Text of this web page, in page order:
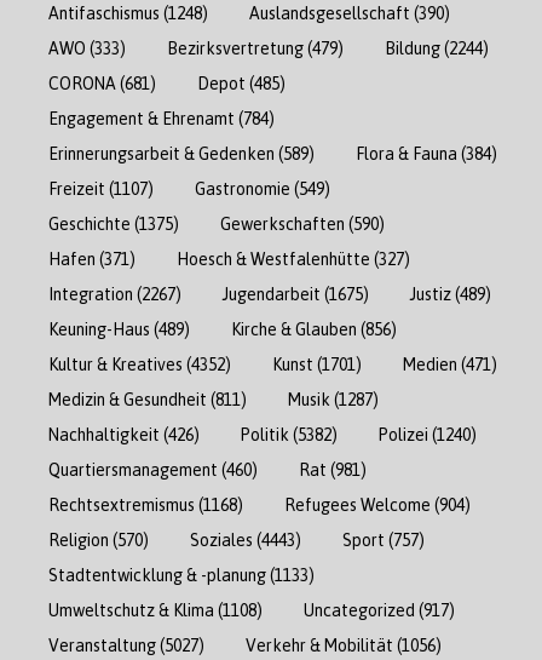
Antifaschismus (1248) Auslandsgesellschaft (390)
AWO (333) Bezirksvertretung(479) Bildung(2244)
CORONA (681) Depot (485)
Engagement & Ehrenamt (784)
Erinnerungsarbeit & Gedenken (589) Flora & Fauna (384)
Freizeit (1107) Gastronomie (549)
Geschichte (1375) Gewerkschaften (590)
Hafen (371) Hoesch & Westfalenhütte (327)
Integration (2267) Jugendarbeit (1675) Justiz(489)
Keuning-Haus (489) Kirche & Glauben (856)
Kultur & Kreatives (4352) Kunst (1701) Medien (471)
Medizin & Gesundheit (811) Musik (1287)
Nachhaltigkeit (426) Politik (5382) Polizei (1240)
Quartiersmanagement (460) Rat (981)
Rechtsextremismus (1168) Refugees Welcome (904)
Religion (570) Soziales (4443) Sport (757)
Stadtentwicklung & -planung(1133)
Umweltschutz & Klima (1108) Uncategorized (917)
Veranstaltung(5027) Verkehr & Mobilität (1056)